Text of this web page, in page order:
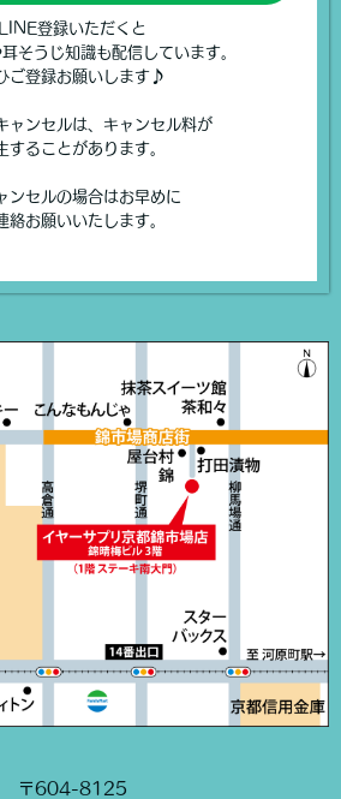
LINE登録いただくと
そうじ知識も配信しています。
ご登録お願いします♪
ャンセルは、キャンセル料が
することがあります。
ンセルの場合はお早めに
絡お願いいたします。
〒604-8125